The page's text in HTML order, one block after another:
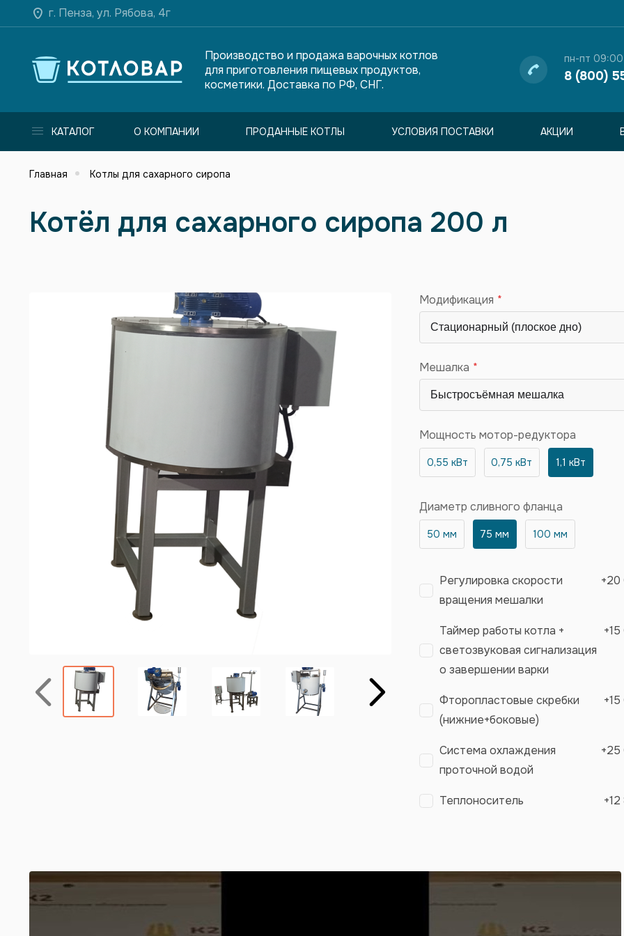
г. Пенза, ул. Рябова, 4г
Производство и продажа варочных котлов
для приготовления пищевых продуктов,
косметики. Доставка по РФ, СНГ.
8 (800)
пн-пт
КАТАЛОГ О КОМПАНИИ ПРОДАННЫЕ КОТЛЫ УСЛОВИЯ ПОСТАВКИ АКЦИИ
Главная Котлы для сахарного сиропа
Котёл для сахарного сиропа 200 л
Назад Вперёд
Модификация
Мешалка
Мощность мотор-редуктора
0,55 кВт 0,75 кВт 1,1 кВт
Диаметр сливного фланца
50 мм 75 мм 100 мм
Регулировка скорости
вращения мешалки
+20
Таймер работы котла +
светозвуковая сигнализация
о завершении варки
+
Фторопластовые скребки
(нижние+боковые)
+
Система охлаждения
проточной водой
+25
Теплоноситель +